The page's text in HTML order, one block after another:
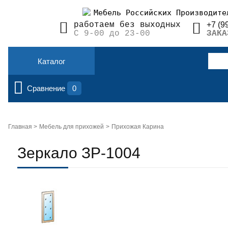
Мебель Российских
работаем без выходных
С 9-00 до 23-00
+7
Каталог
Сравнение 0
Главная > Мебель для прихожей Прихожая Карина
Зеркало ЗР-1004